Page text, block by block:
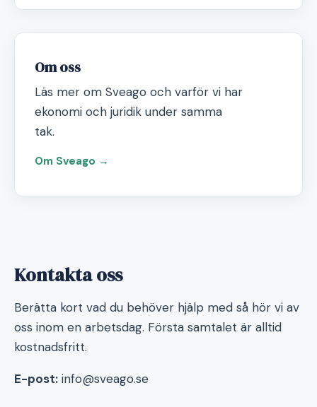
Om oss
Läs mer om Sveago och varför vi har
ekonomi och juridik under samma
tak.
Om Sveago →
Kontakta oss
Berätta kort vad du behöver hjälp med så hör vi av
oss inom en arbetsdag. Första samtalet är alltid
kostnadsfritt.
E-post: info@sveago.se